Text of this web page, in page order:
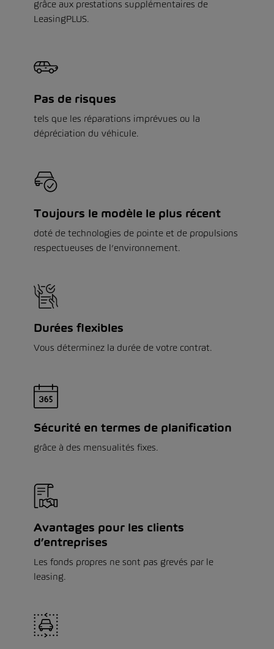
grâce aux prestations supplémentaires de
LeasingPLUS.
Pas de risques
tels que les réparations imprévues ou la
dépréciation du véhicule.
Toujours le modèle le plus récent
doté de technologies de pointe et de propulsions
respectueuses de l’environnement.
Durées flexibles
Vous déterminez la durée de votre contrat.
Sécurité en termes de planification
grâce à des mensualités fixes.
Avantages pour les clients
d’entreprises
Les fonds propres ne sont pas grevés par le
leasing.